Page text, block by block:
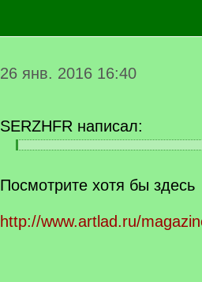
26 янв. 2016 16:40
SERZHFR написал:
[
]
[
q
]
Посмотрите хотя бы здесь
http://www.artlad.ru/